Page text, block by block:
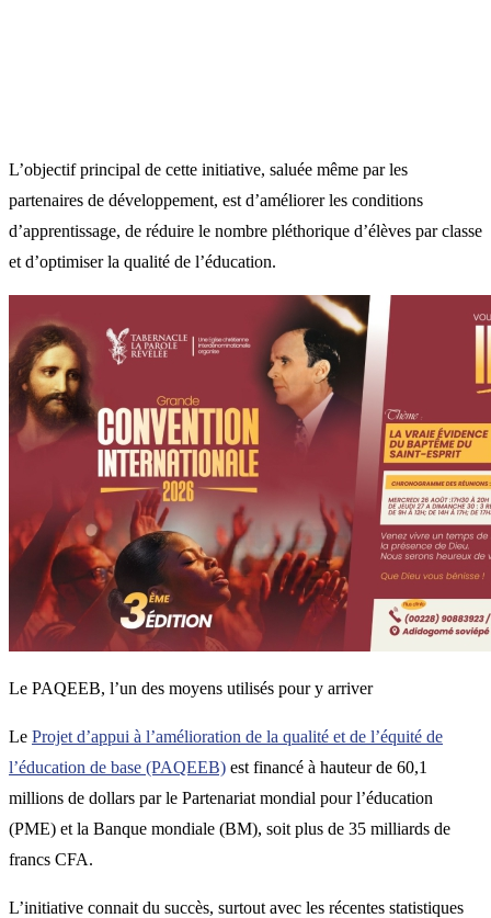
L’objectif principal de cette initiative, saluée même par les
partenaires de développement, est d’améliorer les conditions
d’apprentissage, de réduire le nombre pléthorique d’élèves par classe
et d’optimiser la qualité de l’éducation.
Le PAQEEB, l’un des moyens utilisés pour y arriver
Le Projet d’appui à l’amélioration de la qualité et de l’équité de
l’éducation de base (PAQEEB) est financé à hauteur de 60,1
millions de dollars par le Partenariat mondial pour l’éducation
(PME) et la Banque mondiale (BM), soit plus de 35 milliards de
francs CFA.
L’initiative connait du succès, surtout avec les récentes statistiques